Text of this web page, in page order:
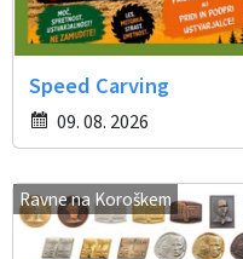
Speed Carving
09. 08. 2026
Ravne na Koroškem